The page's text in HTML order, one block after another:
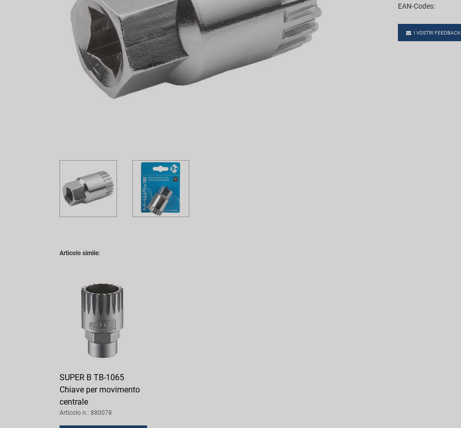
EAN-Codes:
I VOSTRI FEEDBACK
Articolo simile:
SUPER B TB-1065
Chiave per movimento
centrale
Articolo n.: 880078